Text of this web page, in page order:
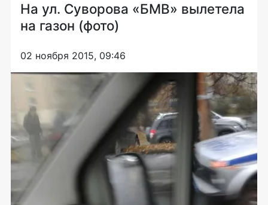
На ул. Суворова «БМВ» вылетела
на газон (фото)
02 ноября 2015, 09:46